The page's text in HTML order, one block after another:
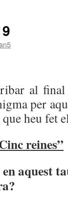
al
per
heu fet
reines”
aquest